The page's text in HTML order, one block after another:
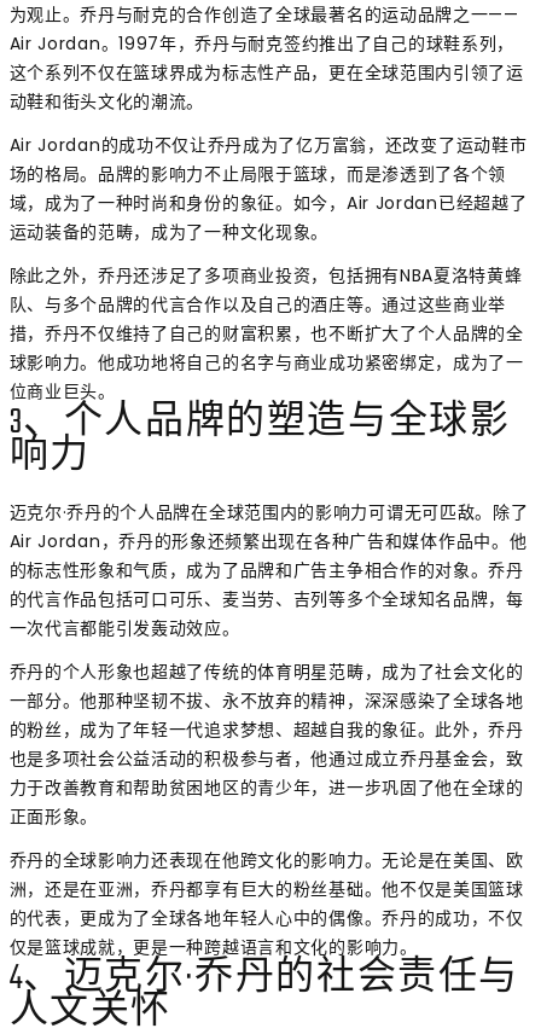
为观止。乔丹与耐克的合作创造了全球最著名的运动品牌之一——
Air Jordan。1997年，乔丹与耐克签约推出了自己的球鞋系列，
这个系列不仅在篮球界成为标志性产品，更在全球范围内引领了运
动鞋和街头文化的潮流。
Air Jordan的成功不仅让乔丹成为了亿万富翁，还改变了运动鞋市
场的格局。品牌的影响力不止局限于篮球，而是渗透到了各个领
域，成为了一种时尚和身份的象征。如今，Air Jordan已经超越了
运动装备的范畴，成为了一种文化现象。
除此之外，乔丹还涉足了多项商业投资，包括拥有NBA夏洛特黄蜂
队、与多个品牌的代言合作以及自己的酒庄等。通过这些商业举
措，乔丹不仅维持了自己的财富积累，也不断扩大了个人品牌的全
球影响力。他成功地将自己的名字与商业成功紧密绑定，成为了一
位商业巨头。
3、个人品牌的塑造与全球影
响力
迈克尔·乔丹的个人品牌在全球范围内的影响力可谓无可匹敌。除了
Air Jordan，乔丹的形象还频繁出现在各种广告和媒体作品中。他
的标志性形象和气质，成为了品牌和广告主争相合作的对象。乔丹
的代言作品包括可口可乐、麦当劳、吉列等多个全球知名品牌，每
一次代言都能引发轰动效应。
乔丹的个人形象也超越了传统的体育明星范畴，成为了社会文化的
一部分。他那种坚韧不拔、永不放弃的精神，深深感染了全球各地
的粉丝，成为了年轻一代追求梦想、超越自我的象征。此外，乔丹
也是多项社会公益活动的积极参与者，他通过成立乔丹基金会，致
力于改善教育和帮助贫困地区的青少年，进一步巩固了他在全球的
正面形象。
乔丹的全球影响力还表现在他跨文化的影响力。无论是在美国、欧
洲，还是在亚洲，乔丹都享有巨大的粉丝基础。他不仅是美国篮球
的代表，更成为了全球各地年轻人心中的偶像。乔丹的成功，不仅
仅是篮球成就，更是一种跨越语言和文化的影响力。
4、迈克尔·乔丹的社会责任与
人文关怀